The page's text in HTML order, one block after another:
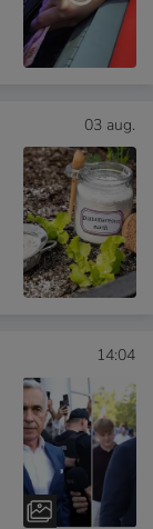
03 aug.
14:04